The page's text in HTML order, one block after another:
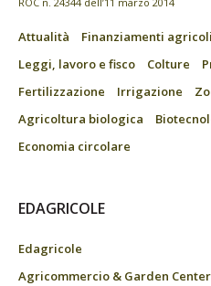
Attualità Finanziamenti agricoli
Leggi, lavoro e fisco
Colture
Fertilizzazione
Irrigazione
Agricoltura biologica
Economia circolare
EDAGRICOLE
Edagricole
Agricommercio & Garden Center